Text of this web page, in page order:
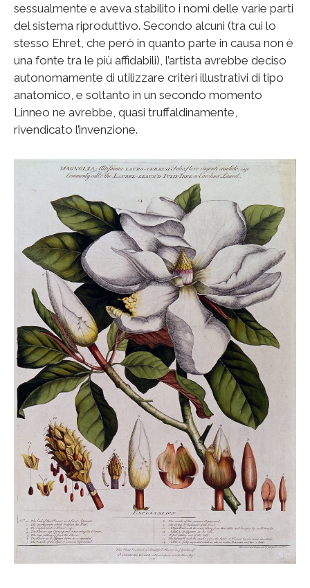
sessualmente e aveva stabilito i nomi delle varie parti
del sistema riproduttivo. Secondo alcuni (tra cui lo
stesso Ehret, che però in quanto parte in causa non è
una fonte tra le più affidabili), l’artista avrebbe deciso
autonomamente di utilizzare criteri illustrativi di tipo
anatomico, e soltanto in un secondo momento
Linneo ne avrebbe, quasi truffaldinamente,
rivendicato l’invenzione.